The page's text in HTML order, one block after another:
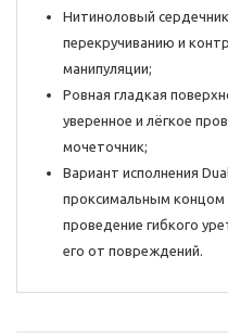
Нитиноловый
перекручиванию и
манипуляции;
Ровная гладкая
уверенное и лёгкое
мочеточник;
Вариант исполнения
проксимальным концом
проведение гибкого
его от повреждений.